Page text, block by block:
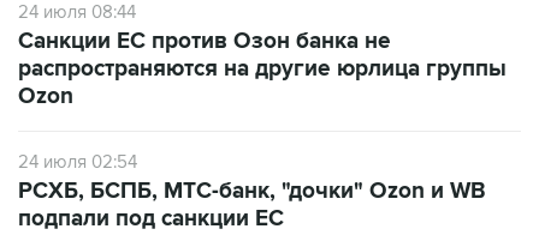
24 июля 08:44
Санкции ЕС против Озон банка не
распространяются на другие юрлица группы
Ozon
24 июля 02:54
РСХБ, БСПБ, МТС-банк, "дочки" Ozon и WB
подпали под санкции ЕС